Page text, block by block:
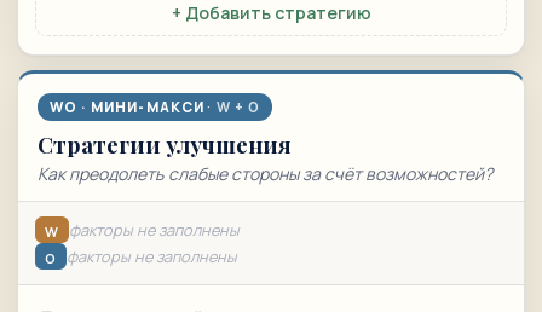
+ Добавить стратегию
WO · МИНИ-МАКСИ
Стратегии улучшения
Как преодолеть слабые стороны за счёт возможностей?
W факторы не заполнены
O факторы не заполнены